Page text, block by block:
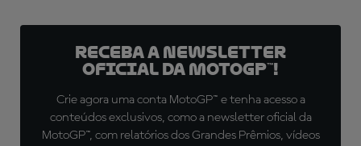
Receba a newsletter
oficial da MotoGP™!
Crie agora uma conta MotoGP™ e tenha acesso a
conteúdos exclusivos, como a newsletter oficial da
MotoGP™, com relatórios dos Grandes Prêmios, vídeos